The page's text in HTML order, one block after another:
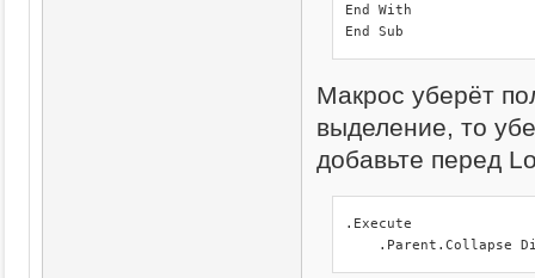
End With
End Sub
Макрос уберёт
выделение, то
добавьте перед
.Execute
.Parent.Collapse